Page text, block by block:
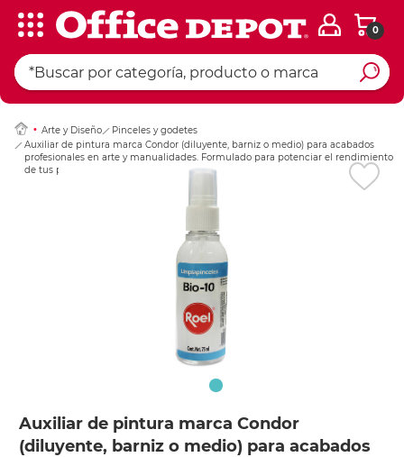
0
Arte y Diseño
Pinceles y godetes
Auxiliar de pintura marca Condor (diluyente, barniz o medio) para acabados
profesionales en arte y manualidades. Formulado para potenciar el rendimiento
de tus pinturas.
Auxiliar de pintura marca Condor
(diluyente, barniz o medio) para acabados
Ingresar Codigo